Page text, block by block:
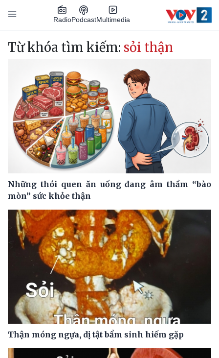
Nhảy đến nội dung
RadioPodcastMultimedia
Main navigation
Từ khóa tìm kiếm: sỏi thận
Những thói quen ăn uống đang âm thầm “bào
mòn” sức khỏe thận
Thận móng ngựa, dị tật bẩm sinh hiếm gặp